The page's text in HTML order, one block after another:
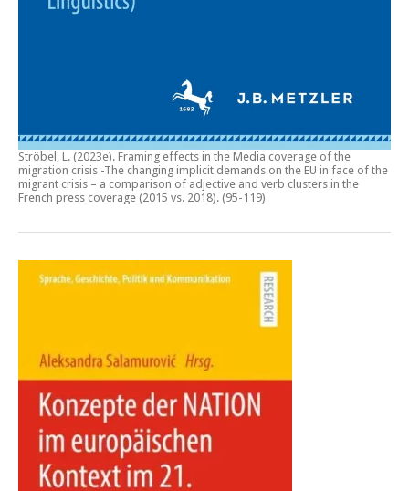
Ströbel, L. (2023e). Framing effects in the Media coverage of the
migration crisis -The changing implicit demands on the EU in face of the
migrant crisis – a comparison of adjective and verb clusters in the
French press coverage (2015 vs. 2018). (95-119)